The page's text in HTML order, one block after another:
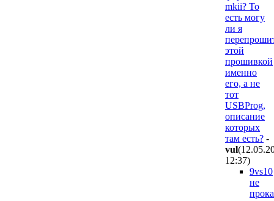
mkii? То
есть могу
ли я
этой
прошивкой
именно
его, а не
тот
USBProg,
описание
которых
там есть? -
vul
12:37)
9vs10
не